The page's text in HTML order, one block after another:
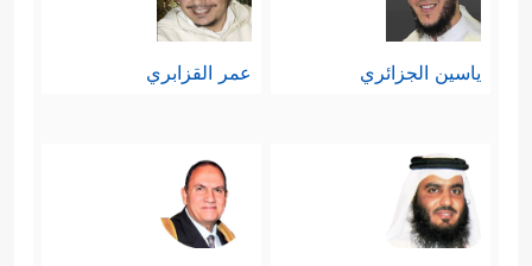
ياسين الجزائري عمر القزابري